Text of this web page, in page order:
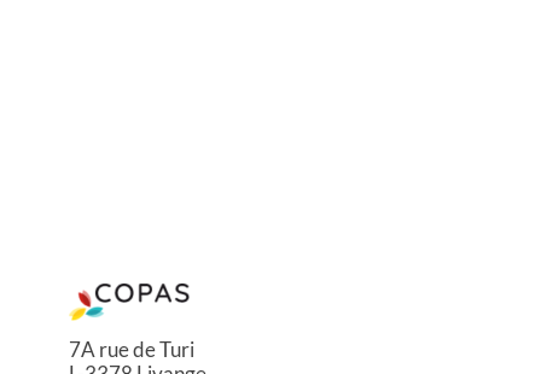
7A rue de Turi